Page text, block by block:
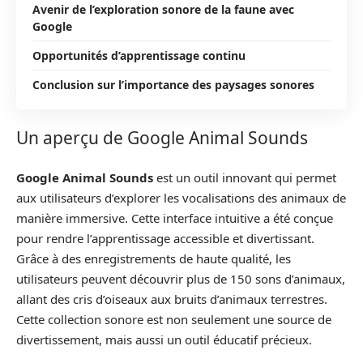
Avenir de l’exploration sonore de la faune avec
Google
Opportunités d’apprentissage continu
Conclusion sur l’importance des paysages sonores
Un aperçu de Google Animal Sounds
Google Animal Sounds est un outil innovant qui permet
aux utilisateurs d’explorer les vocalisations des animaux de
manière immersive. Cette interface intuitive a été conçue
pour rendre l’apprentissage accessible et divertissant.
Grâce à des enregistrements de haute qualité, les
utilisateurs peuvent découvrir plus de 150 sons d’animaux,
allant des cris d’oiseaux aux bruits d’animaux terrestres.
Cette collection sonore est non seulement une source de
divertissement, mais aussi un outil éducatif précieux.